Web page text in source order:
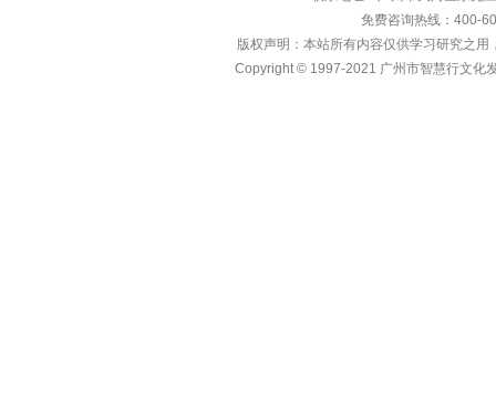
免费咨询热线：
版权声明：本站所有内容仅供学习研究之
Copyright © 1997-2021 广州市智慧行文